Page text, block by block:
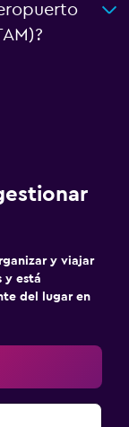
y viajar
y está
del lugar en